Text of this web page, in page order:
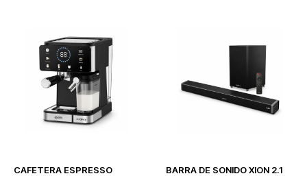
CAFETERA ESPRESSO
BARRA DE SONIDO XION 2.1